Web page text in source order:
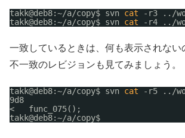
takk@deb8:~/a/copy$ svn cat -r3 .. /
takk@deb8:~/a/copy$ svn cat -r4 .. /
一致しているときは、何も表示されない
不一致のレビジョンも見てみましょう。
takk@deb8:~/a/copy$ svn cat -r5 .. /
9d8
<   func_075();
takk@deb8:~/a/copy$